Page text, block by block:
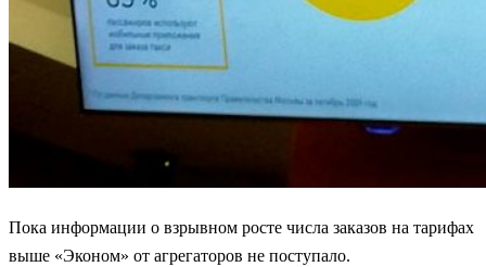
Пока информации о взрывном росте числа заказов на тарифах
выше «Эконом» от агрегаторов не поступало.